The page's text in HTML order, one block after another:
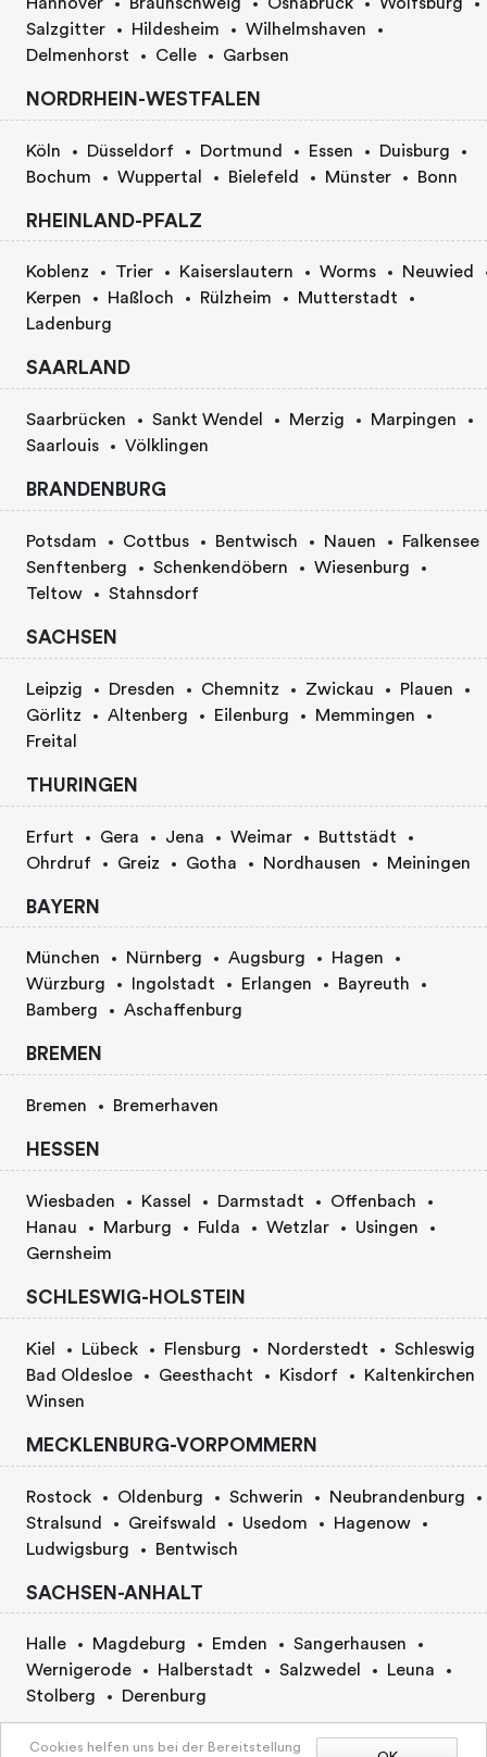
Salzgitter
Hildesheim
Wilhelmshaven
Delmenhorst
Celle Garbsen
NORDRHEIN-WESTFALEN
Köln Düsseldorf Dortmund Essen
Duisburg
Bochum
Wuppertal Bielefeld Münster Bonn
RHEINLAND-PFALZ
Koblenz Trier Kaiserslautern Worms
Neuwied
Kerpen
Haßloch Rülzheim
Mutterstadt
Ladenburg
SAARLAND
Saarbrücken Sankt Wendel Merzig
Marpingen
Saarlouis
Völklingen
BRANDENBURG
Potsdam Cottbus Bentwisch Nauen
Falkensee
Senftenberg
Schenkendöbern
Wiesenburg
Teltow
Stahnsdorf
SACHSEN
Leipzig Dresden Chemnitz Zwickau
Plauen
Görlitz
Altenberg Eilenburg
Memmingen
Freital
THURINGEN
Erfurt Gera Jena Weimar
Buttstädt
Ohrdruf
Greiz Gotha Nordhausen Meiningen
BAYERN
München Nürnberg Augsburg
Hagen
Würzburg
Ingolstadt Erlangen
Bayreuth
Bamberg
Aschaffenburg
BREMEN
Bremen Bremerhaven
HESSEN
Wiesbaden Kassel Darmstadt
Offenbach
Hanau
Marburg Fulda Wetzlar
Usingen
Gernsheim
SCHLESWIG-HOLSTEIN
Kiel Lübeck Flensburg Norderstedt
Schleswig
Bad Oldesloe
Geesthacht Kisdorf
Kaltenkirchen
Winsen
MECKLENBURG-VORPOMMERN
Rostock Oldenburg Schwerin
Neubrandenburg
Stralsund
Greifswald Usedom
Hagenow
Ludwigsburg
Bentwisch
SACHSEN-ANHALT
Halle Magdeburg Emden
Sangerhausen
Wernigerode
Halberstadt Salzwedel
Leuna
Stolberg
Derenburg
BERLIN
Cookies helfen uns bei der Bereitstellung